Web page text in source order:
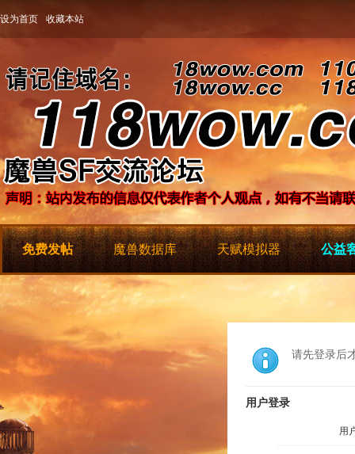
设为首页 收藏本站
免费发帖 魔兽数据库 天赋模拟器 公益
请先登录后
用户登录
用